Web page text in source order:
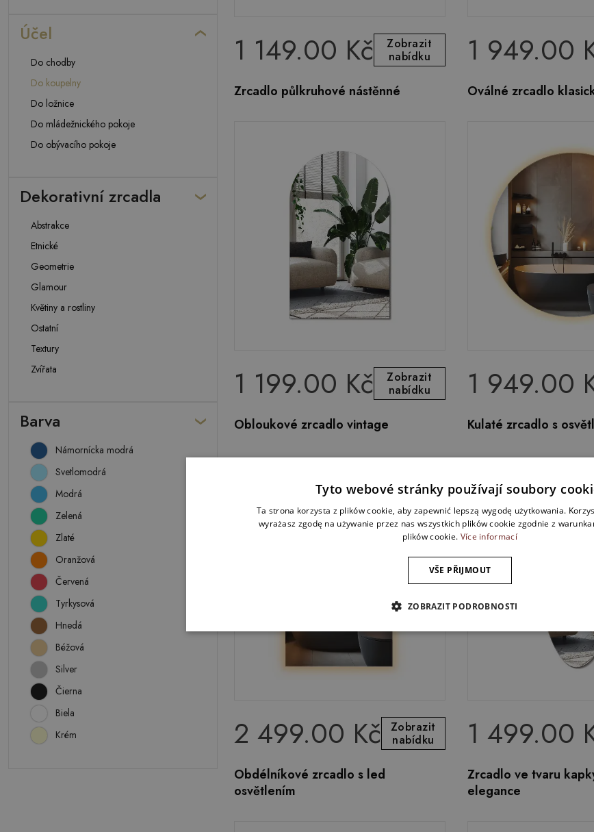
Účel
Do chodby
Do koupelny
Do ložnice
Do mládežnického pokoje
Do obývacího pokoje
Dekorativní zrcadla
Abstrakce
Etnické
Geometrie
Glamour
Květiny a rostliny
Ostatní
Textury
Zvířata
Barva
Námornícka modrá
Svetlomodrá
Modrá
Zelená
Zlaté
Oranžová
Červená
Tyrkysová
Hnedá
Béžová
Silver
Čierna
Biela
Krém
1 149.00 Kč
Zobrazit
nabídku
Zrcadlo půlkruhové nástěnné
1 949.00
Oválné zrcadlo
1 199.00 Kč
Zobrazit
nabídku
Obloukové zrcadlo vintage
1 949.00
Kulaté zrcadlo s
2 499.00 Kč
Zobrazit
nabídku
Obdélníkové zrcadlo s led
osvětlením
1 499.00
Zrcadlo ve tvaru
elegance
Tyto webové stránky používají soubory
Ta strona korzysta z plików cookie, aby zapewnić lepszą wygodę użytkowania.
wyrażasz zgodę na używanie przez nas wszystkich plików cookie zgodnie z
plików cookie. Více informací
VŠE PŘIJMOUT
ZOBRAZIT PODROBNOSTI